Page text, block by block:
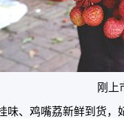
刚上
味、鸡嘴荔新鲜到货，